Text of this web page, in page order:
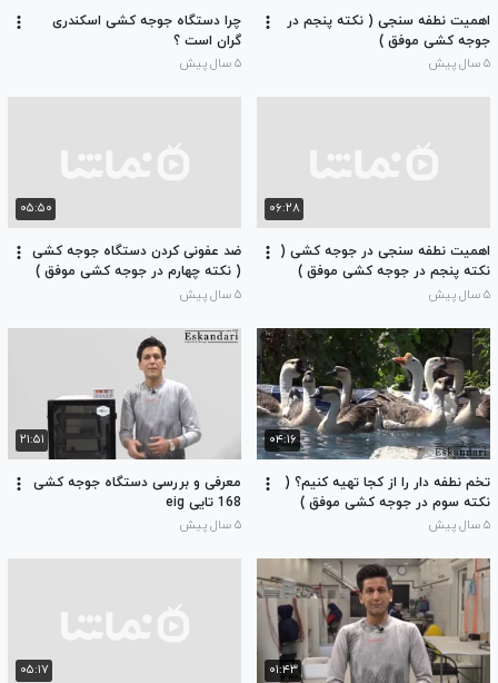
اهمیت نطفه سنجی ( نکته پنجم در
جوجه کشی موفق )
۵ سال پیش
چرا دستگاه جوجه کشی اسکندری
گران است ؟
۵ سال پیش
۰۶:۲۸
اهمیت نطفه سنجی در جوجه کشی (
نکته پنجم در جوجه کشی موفق )
۵ سال پیش
۰۵:۵۰
ضد عفونی کردن دستگاه جوجه کشی
( نکته چهارم در جوجه کشی موفق )
۵ سال پیش
۰۴:۱۶
تخم نطفه دار را از کجا تهیه کنیم؟ (
نکته سوم در جوجه کشی موفق )
۵ سال پیش
۲۱:۵۱
معرفی و بررسی دستگاه جوجه کشی
168 تایی eig
۵ سال پیش
۰۱:۴۳ ۰۵:۱۷